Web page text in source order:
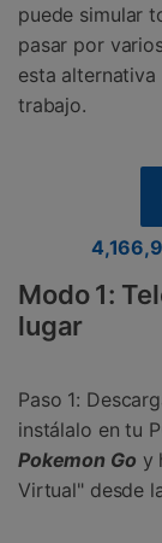
puede simular
pasar por
esta alternativa
trabajo.
Modo 1:
lugar
Paso 1:
instálalo en tu
Pokemon Go y
Virtual" desde